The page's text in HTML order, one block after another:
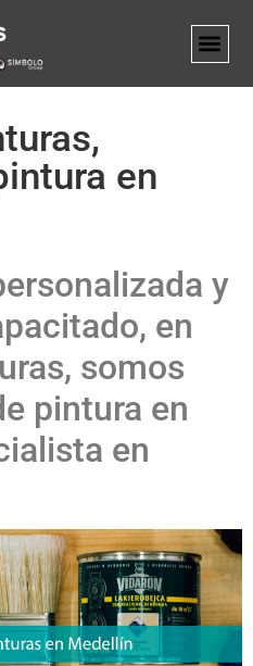
en
y
en
somos
pintura en
en